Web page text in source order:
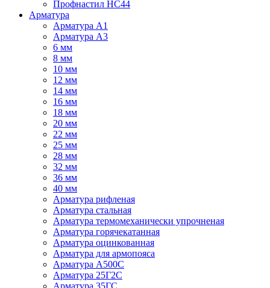
Профнастил НС44
Арматура
Арматура А1
Арматура А3
6 мм
8 мм
10 мм
12 мм
14 мм
16 мм
18 мм
20 мм
22 мм
25 мм
28 мм
32 мм
36 мм
40 мм
Арматура рифленая
Арматура стальная
Арматура термомеханически упрочненая
Арматура горячекатанная
Арматура оцинкованная
Арматура для армопояса
Арматура A500С
Арматура 25Г2С
Арматура 35ГС